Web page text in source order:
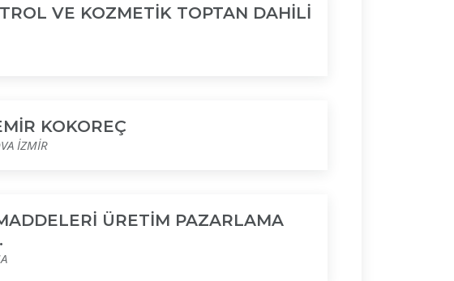
VE KOZMETİK TOPTAN DAHİLİ
KOKOREÇ
İZMİR
ÜRETİM PAZARLAMA